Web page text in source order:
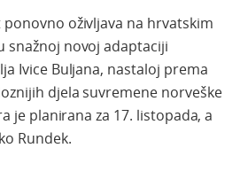
oživljava na hrvatskim
snažnoj novoj adaptaciji
Ivice Buljana, nastaloj prema
djela suvremene norveške
je planirana za 17. listopada, a
Rundek.